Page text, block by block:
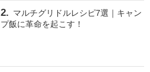
マルチグリドルレシピ7選｜キャン
プ飯に革命を起こす！